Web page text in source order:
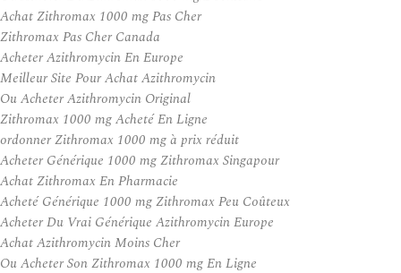
Achat Zithromax 1000 mg Pas Cher
Zithromax Pas Cher Canada
Acheter Azithromycin En Europe
Meilleur Site Pour Achat Azithromycin
Ou Acheter Azithromycin Original
Zithromax 1000 mg Acheté En Ligne
ordonner Zithromax 1000 mg à prix réduit
Acheter Générique 1000 mg Zithromax Singapour
Achat Zithromax En Pharmacie
Acheté Générique 1000 mg Zithromax Peu Coûteux
Acheter Du Vrai Générique Azithromycin Europe
Achat Azithromycin Moins Cher
Ou Acheter Son Zithromax 1000 mg En Ligne